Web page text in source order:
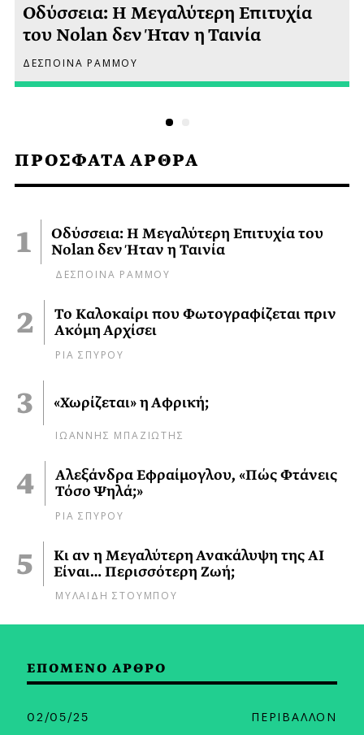
ΠΡΟΣΦΑΤΑ ΑΡΘΡΑ
Οδύσσεια: Η Μεγαλύτερη Επιτυχία του
Nolan δεν Ήταν η Ταινία
ΔΕΣΠΟΙΝΑ ΡΑΜΜΟΥ
Το Καλοκαίρι που Φωτογραφίζεται πριν
Ακόμη Αρχίσει
ΡΙΑ ΣΠΥΡΟΥ
«Χωρίζεται» η Αφρική;
ΙΩΑΝΝΗΣ ΜΠΑΖΙΩΤΗΣ
Αλεξάνδρα Εφραίμογλου, «Πώς Φτάνεις
Τόσο Ψηλά;»
ΡΙΑ ΣΠΥΡΟΥ
Κι αν η Μεγαλύτερη Ανακάλυψη της AI
Είναι… Περισσότερη Ζωή;
ΜΥΛΑΙΔΗ ΣΤΟΥΜΠΟΥ
Οδύσσεια: Η Μεγαλύτερη Επιτυχία
του Nolan δεν Ήταν η Ταινία
ΔΕΣΠΟΙΝΑ ΡΑΜΜΟΥ
ΕΠΟΜΕΝΟ ΑΡΘΡΟ
02/05/25 ΠΕΡΙΒΑΛΛΟΝ